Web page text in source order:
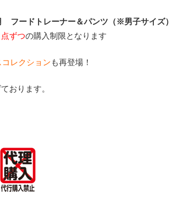
フードトレーナー＆パンツ（※男子サイズ）
ずつの購入制限となります
レクション も再登場！
おります。